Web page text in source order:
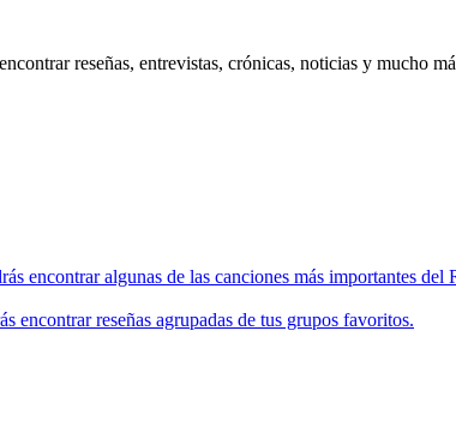
reseñas, entrevistas, crónicas, noticias y mucho
encontrar algunas de las canciones más importantes
encontrar reseñas agrupadas de tus grupos favoritos.